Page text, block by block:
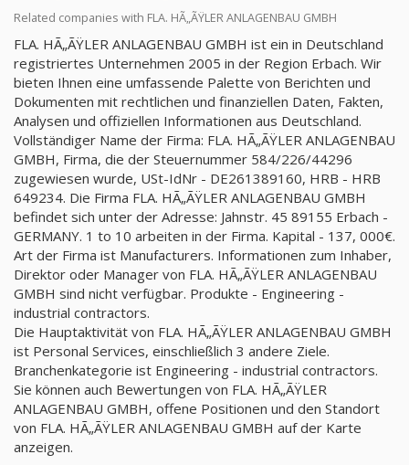
Related companies with FLA. HÃ„ÃŸLER ANLAGENBAU GMBH
FLA. HÃ„ÃŸLER ANLAGENBAU GMBH ist ein in Deutschland
registriertes Unternehmen 2005 in der Region Erbach. Wir
bieten Ihnen eine umfassende Palette von Berichten und
Dokumenten mit rechtlichen und finanziellen Daten, Fakten,
Analysen und offiziellen Informationen aus Deutschland.
Vollständiger Name der Firma: FLA. HÃ„ÃŸLER ANLAGENBAU
GMBH, Firma, die der Steuernummer 584/226/44296
zugewiesen wurde, USt-IdNr - DE261389160, HRB - HRB
649234. Die Firma FLA. HÃ„ÃŸLER ANLAGENBAU GMBH
befindet sich unter der Adresse: Jahnstr. 45 89155 Erbach -
GERMANY. 1 to 10 arbeiten in der Firma. Kapital - 137, 000€.
Art der Firma ist Manufacturers. Informationen zum Inhaber,
Direktor oder Manager von FLA. HÃ„ÃŸLER ANLAGENBAU
GMBH sind nicht verfügbar. Produkte - Engineering -
industrial contractors.
Die Hauptaktivität von FLA. HÃ„ÃŸLER ANLAGENBAU GMBH
ist Personal Services, einschließlich 3 andere Ziele.
Branchenkategorie ist Engineering - industrial contractors.
Sie können auch Bewertungen von FLA. HÃ„ÃŸLER
ANLAGENBAU GMBH, offene Positionen und den Standort
von FLA. HÃ„ÃŸLER ANLAGENBAU GMBH auf der Karte
anzeigen.